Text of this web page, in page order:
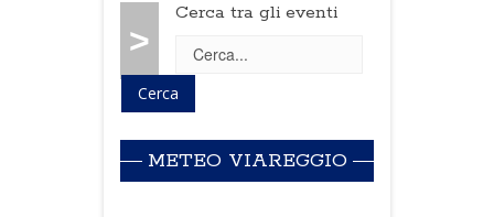
>
Cerca tra gli eventi
METEO VIAREGGIO